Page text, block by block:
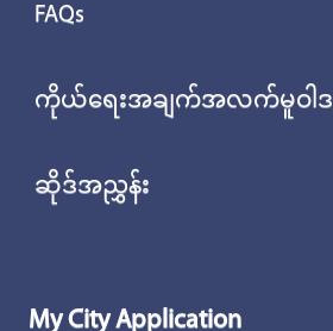
FAQs
ကိုယ်ရေးအချက်အလက်မူဝါဒ
ဆိုဒ်အညွှန်း
My City Application